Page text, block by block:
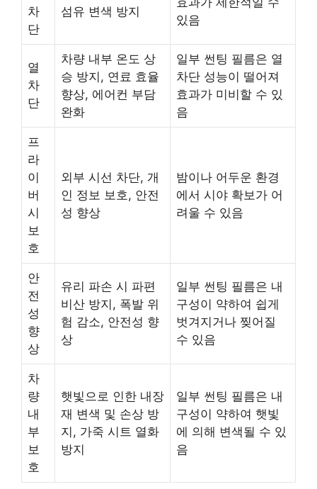
차
단
섬유 변색 방지
있음
열
차
단
차량 내부 온도 상
승 방지, 연료 효율
향상, 에어컨 부담
완화
일부 썬팅 필름은 열
차단 성능이 떨어져
효과가 미비할 수 있
음
프
라
이
버
시
보
호
외부 시선 차단, 개
인 정보 보호, 안전
성 향상
밤이나 어두운 환경
에서 시야 확보가 어
려울 수 있음
안
전
성
향
상
유리 파손 시 파편
비산 방지, 폭발 위
험 감소, 안전성 향
상
일부 썬팅 필름은 내
구성이 약하여 쉽게
벗겨지거나 찢어질
수 있음
차
량
내
부
보
호
햇빛으로 인한 내장
재 변색 및 손상 방
지, 가죽 시트 열화
방지
일부 썬팅 필름은 내
구성이 약하여 햇빛
에 의해 변색될 수 있
음